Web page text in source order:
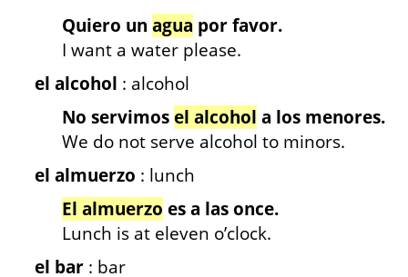
Quiero un agua por favor.
I want a water please.
el alcohol : alcohol
No servimosel alcohol a los menores.
We do not serve alcohol to minors.
el almuerzo : lunch
El almuerzo es a las once.
Lunch is at eleven o’clock.
el bar : bar